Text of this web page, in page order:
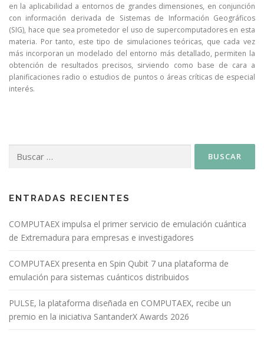
en la aplicabilidad a entornos de grandes dimensiones, en conjunción
con información derivada de Sistemas de Información Geográficos
(SIG), hace que sea prometedor el uso de supercomputadores en esta
materia. Por tanto, este tipo de simulaciones teóricas, que cada vez
más incorporan un modelado del entorno más detallado, permiten la
obtención de resultados precisos, sirviendo como base de cara a
planificaciones radio o estudios de puntos o áreas críticas de especial
interés.
ENTRADAS RECIENTES
COMPUTAEX impulsa el primer servicio de emulación cuántica
de Extremadura para empresas e investigadores
COMPUTAEX presenta en Spin Qubit 7 una plataforma de
emulación para sistemas cuánticos distribuidos
PULSE, la plataforma diseñada en COMPUTAEX, recibe un
premio en la iniciativa SantanderX Awards 2026